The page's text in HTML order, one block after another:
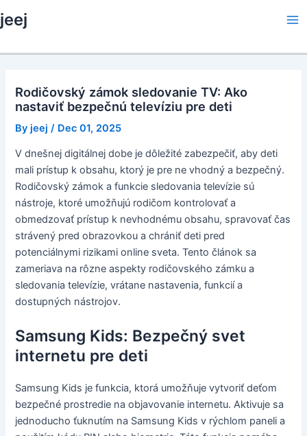
to
jeej
Rodičovský zámok sledovanie TV: Ako
nastaviť bezpečnú televíziu pre deti
By jeej / Dec 01, 2025
V dnešnej digitálnej dobe je dôležité zabezpečiť, aby deti
mali prístup k obsahu, ktorý je pre ne vhodný a bezpečný.
Rodičovský zámok a funkcie sledovania televízie sú
nástroje, ktoré umožňujú rodičom kontrolovať a
obmedzovať prístup k nevhodnému obsahu, spravovať čas
strávený pred obrazovkou a chrániť deti pred
potenciálnymi rizikami online sveta. Tento článok sa
zameriava na rôzne aspekty rodičovského zámku a
sledovania televízie, vrátane nastavenia, funkcií a
dostupných nástrojov.
Samsung Kids: Bezpečný svet
internetu pre deti
Samsung Kids je funkcia, ktorá umožňuje vytvoriť deťom
bezpečné prostredie na objavovanie internetu. Aktivuje sa
jednoducho ťuknutím na Samsung Kids v rýchlom paneli a